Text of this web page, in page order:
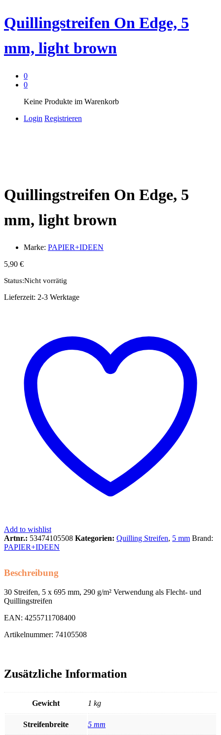
Quillingstreifen On Edge, 5
mm, light brown
0
0
Keine Produkte im Warenkorb
Login Registrieren
Quillingstreifen On Edge, 5
mm, light brown
Marke: PAPIER+IDEEN
5,90 €
Status:Nicht vorrätig
Lieferzeit: 2-3 Werktage
Add to wishlist
Artnr.: 53474105508 Kategorien: Quilling Streifen, 5 mm Brand:
PAPIER+IDEEN
Beschreibung
30 Streifen, 5 x 695 mm, 290 g/m² Verwendung als Flecht- und
Quillingstreifen
EAN: 4255711708400
Artikelnummer: 74105508
Zusätzliche Information
Gewicht 1 kg
Streifenbreite 5 mm